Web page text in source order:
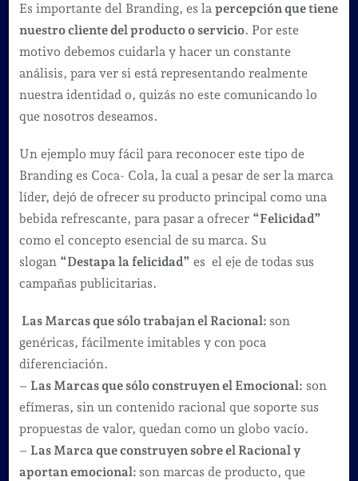
Es importante del Branding, es la percepción que tiene
nuestro cliente del producto o servicio. Por este
motivo debemos cuidarla y hacer un constante
análisis, para ver si está representando realmente
nuestra identidad o, quizás no este comunicando lo
que nosotros deseamos.
Un ejemplo muy fácil para reconocer este tipo de
Branding es Coca- Cola, la cual a pesar de ser la marca
líder, dejó de ofrecer su producto principal como una
bebida refrescante, para pasar a ofrecer “Felicidad”
como el concepto esencial de su marca. Su
slogan “Destapa la felicidad” es el eje de todas sus
campañas publicitarias.
Las Marcas que sólo trabajan el Racional: son
genéricas, fácilmente imitables y con poca
diferenciación.
– Las Marcas que sólo construyen el Emocional: son
efímeras, sin un contenido racional que soporte sus
propuestas de valor, quedan como un globo vacío.
– Las Marca que construyen sobre el Racional y
aportan emocional: son marcas de producto, que